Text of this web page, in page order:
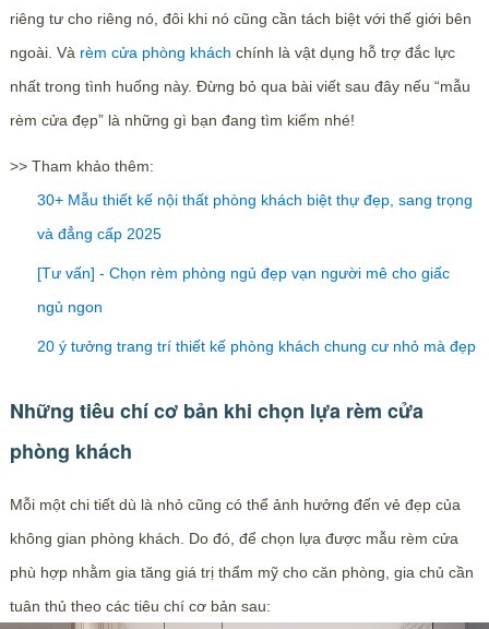
riêng tư cho riêng nó, đôi khi nó cũng cần tách biệt với thế giới bên
ngoài. Và rèm cửa phòng khách chính là vật dụng hỗ trợ đắc lực
nhất trong tình huống này. Đừng bỏ qua bài viết sau đây nếu “mẫu
rèm cửa đẹp” là những gì bạn đang tìm kiếm nhé!
>> Tham khảo thêm:
30+ Mẫu thiết kế nội thất phòng khách biệt thự đẹp, sang trọng
và đẳng cấp 2025
[Tư vấn] - Chọn rèm phòng ngủ đẹp vạn người mê cho giấc
ngủ ngon
20 ý tưởng trang trí thiết kế phòng khách chung cư nhỏ mà đẹp
Những tiêu chí cơ bản khi chọn lựa rèm cửa
phòng khách
Mỗi một chi tiết dù là nhỏ cũng có thể ảnh hưởng đến vẻ đẹp của
không gian phòng khách. Do đó, để chọn lựa được mẫu rèm cửa
phù hợp nhằm gia tăng giá trị thẩm mỹ cho căn phòng, gia chủ cần
tuân thủ theo các tiêu chí cơ bản sau: